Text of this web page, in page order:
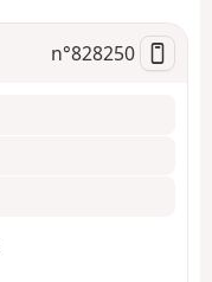
i
n°828250